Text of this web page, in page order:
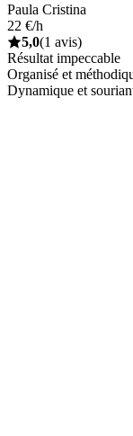
Paula Cristina
22 €/h
5,0(1 avis)
Résultat impeccable
Organisé et
Dynamique et